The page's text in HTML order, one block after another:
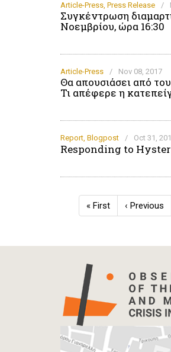
Article-Press, Press Release /
Συγκέντρωση
Νοεμβρίου, ώρα 16:30
Article-Press / Nov 08, 2017
Θα απουσιάσει από
Τι απέφερε η
Report, Blogpost / Oct 31,
Responding to
Pagination
First
page
« First
Previous
page
‹ Previous